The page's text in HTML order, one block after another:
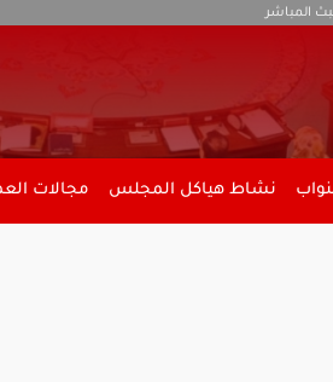
المباشر
نشاط هياكل المجلس مجالات